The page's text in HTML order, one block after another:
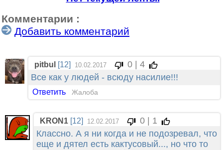
Комментарии :
Добавить комментарий
pitbul [12] 10.02.2017
0 | 4
Все как у людей - всюду насилие!!!
Ответить Жалоба
KRON1 [12] 12.02.2017
0 | 1
Классно. А я ни когда и не подозревал, что
еще и дятел есть кактусовый..., но что то